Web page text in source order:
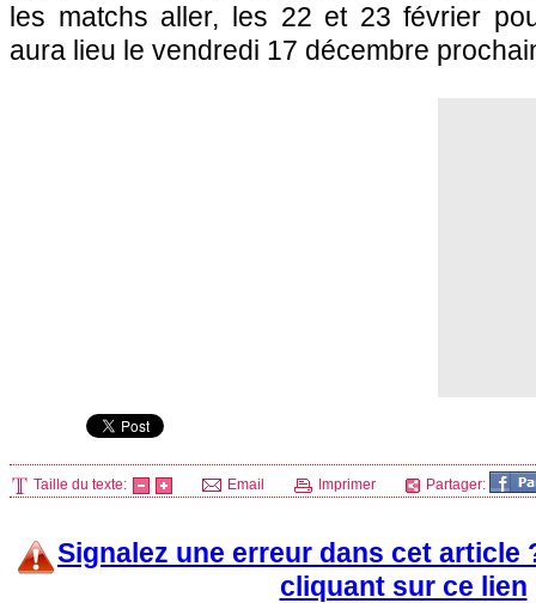
les matchs aller, les 22 et 23 février
aura lieu le vendredi 17 décembre
Taille du texte: Email Imprimer Partager:
Signalez une erreur dans cet article
cliquant sur ce lien